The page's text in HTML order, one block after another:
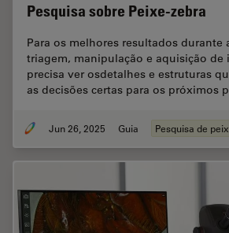
Pesquisa sobre Peixe-zebra
Para os melhores resultados durante
triagem, manipulação e aquisição de
precisa ver osdetalhes e estruturas
as decisões certas para os próximos
Jun 26, 2025 Guia Pesquisa de